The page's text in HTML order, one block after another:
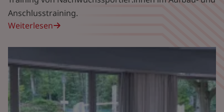
Anschlusstraining.
Weiterlesen